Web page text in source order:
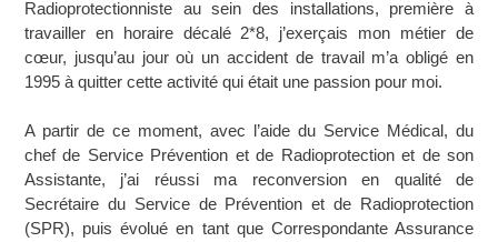
Radioprotectionniste au sein des installations, première à
travailler en horaire décalé 2*8, j’exerçais mon métier de
cœur, jusqu’au jour où un accident de travail m’a obligé en
1995 à quitter cette activité qui était une passion pour moi.
A partir de ce moment, avec l’aide du Service Médical, du
chef de Service Prévention et de Radioprotection et de son
Assistante, j’ai réussi ma reconversion en qualité de
Secrétaire du Service de Prévention et de Radioprotection
(SPR), puis évolué en tant que Correspondante Assurance